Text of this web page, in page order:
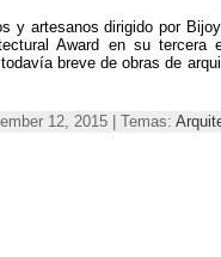
y artesanos dirigido por
Award en su tercera
breve de obras de
12, 2015 | Temas: